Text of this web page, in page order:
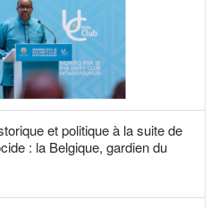
et politique à la suite de
: la Belgique, gardien du